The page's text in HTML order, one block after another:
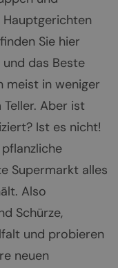
Sie hier
das Beste
meist in weniger
Aber ist
Ist es nicht!
Supermarkt alles
Also
Schürze,
und probieren
neuen